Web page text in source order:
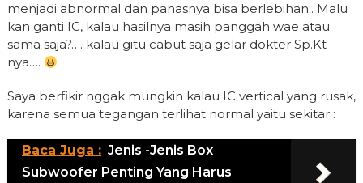
menjadi abnormal dan panasnya bisa berlebihan.. Malu
kan ganti IC, kalau hasilnya masih panggah wae atau
sama saja?…. kalau gitu cabut saja gelar dokter Sp.Kt-
nya….
Saya berfikir nggak mungkin kalau IC vertical yang rusak,
karena semua tegangan terlihat normal yaitu sekitar :
Baca Juga : Jenis -Jenis Box
Subwoofer Penting Yang Harus